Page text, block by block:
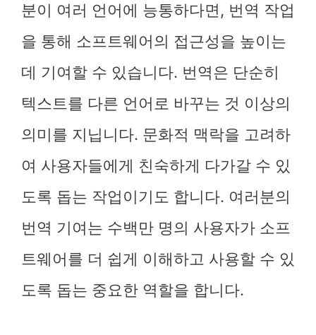
분이 여러 언어에 능통하다면, 번역 작업
을 통해 소프트웨어의 접근성을 높이는
데 기여할 수 있습니다. 번역은 단순히
텍스트를 다른 언어로 바꾸는 것 이상의
의미를 지닙니다. 문화적 맥락을 고려하
여 사용자들에게 친숙하게 다가갈 수 있
도록 돕는 작업이기도 합니다. 여러분의
번역 기여는 수백만 명의 사용자가 소프
트웨어를 더 쉽게 이해하고 사용할 수 있
도록 돕는 중요한 역할을 합니다.